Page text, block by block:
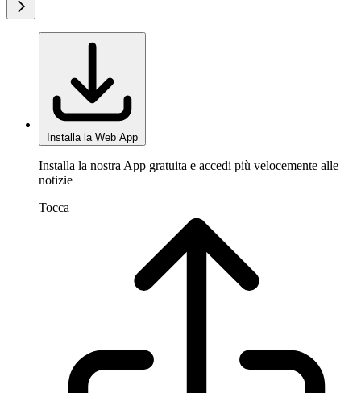
Installa la Web App
Installa la nostra App gratuita e accedi più velocemente alle
notizie
Tocca